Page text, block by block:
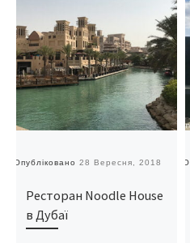
Опубліковано 28 Вересня, 2018
Ресторан Noodle House
в Дубаї